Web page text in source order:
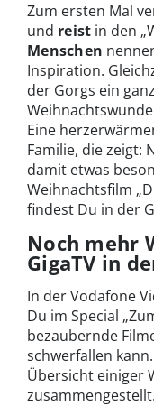
Zum ersten Mal
und reist in den
Menschen
Inspiration.
der Gorgs ein
Eine
Familie, die zeigt:
damit etwas
Weihnachtsfilm
findest Du in der
Noch mehr
GigaTV in
In der Vodafone
Du im Special
bezaubernde
schwerfallen
Übersicht einiger
zusammengestellt.